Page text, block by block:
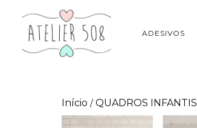
ADESIVOS
Início / QUADROS INFANTIS